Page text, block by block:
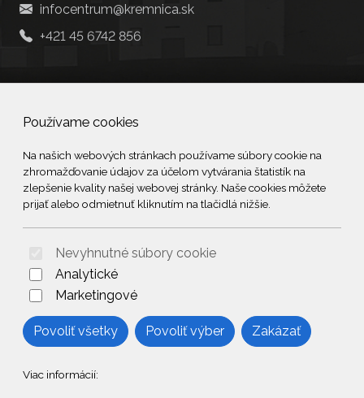
Používame cookies
Na našich webových stránkach používame súbory cookie na
zhromažďovanie údajov za účelom vytvárania štatistík na
zlepšenie kvality našej webovej stránky. Naše cookies môžete
prijať alebo odmietnuť kliknutím na tlačidlá nižšie.
Nevyhnutné súbory cookie
Analytické
Marketingové
Povoliť všetky Povoliť výber Zakázať
Viac informácií:
infocentrum@kremnica.sk
+421 45 6742 856
Social
Facebook
© 2026 Arrabella s.r.o., mayabella s.r.o., Všetky práva vyhradené.
Hosting: - Web: